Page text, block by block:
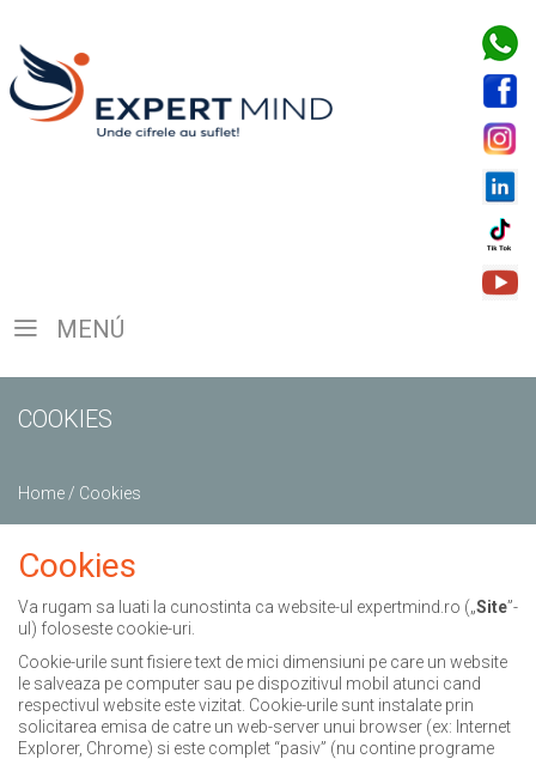
MENÚ
COOKIES
Home / Cookies
Cookies
Va rugam sa luati la cunostinta ca website-ul expertmind.ro („Site”-
ul) foloseste cookie-uri.
Cookie-urile sunt fisiere text de mici dimensiuni pe care un website
le salveaza pe computer sau pe dispozitivul mobil atunci cand
respectivul website este vizitat. Cookie-urile sunt instalate prin
solicitarea emisa de catre un web-server unui browser (ex: Internet
Explorer, Chrome) si este complet “pasiv” (nu contine programe